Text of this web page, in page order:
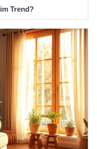
Trend?